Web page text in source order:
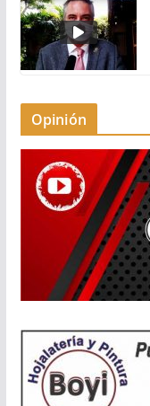
Opinión